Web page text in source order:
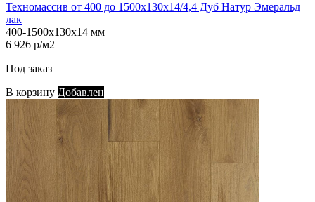
Техномассив от 400 до 1500х130х14/4,4 Дуб Натур Эмеральд
лак
400-1500х130х14 мм
6 926 р/м2
Под заказ
В корзину Добавлен